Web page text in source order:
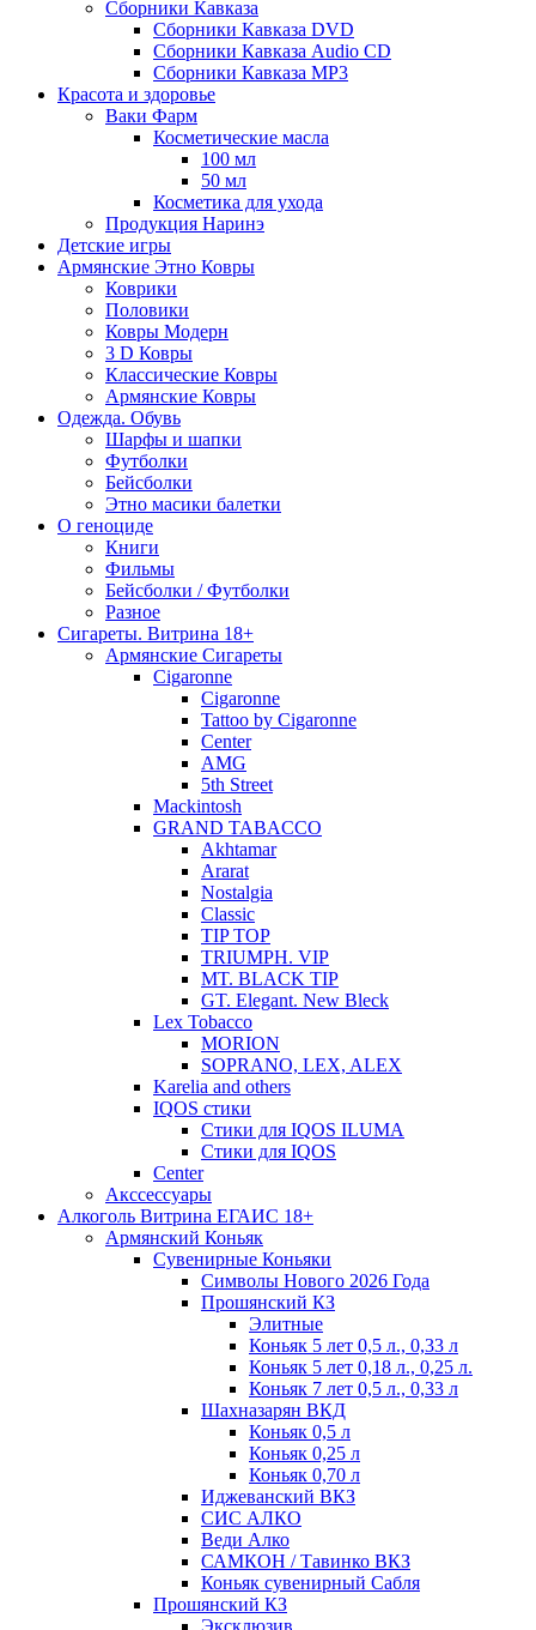
Сборники Кавказа
Сборники Кавказа DVD
Сборники Кавказа Audio CD
Сборники Кавказа MP3
Красота и здоровье
Ваки Фарм
Косметические масла
100 мл
50 мл
Косметика для ухода
Продукция Наринэ
Детские игры
Армянские Этно Ковры
Коврики
Половики
Ковры Модерн
3 D Ковры
Классические Ковры
Армянские Ковры
Одежда. Обувь
Шарфы и шапки
Футболки
Бейсболки
Этно масики балетки
О геноциде
Книги
Фильмы
Бейсболки / Футболки
Разное
Сигареты. Витрина 18+
Армянские Сигареты
Cigaronne
Cigaronne
Tattoo by Cigaronne
Center
AMG
5th Street
Mackintosh
GRAND TABACCO
Akhtamar
Ararat
Nostalgia
Classic
TIP TOP
TRIUMPH. VIP
MT. BLACK TIP
GT. Elegant. New Bleck
Lex Tobacco
MORION
SOPRANO, LEX, ALEX
Karelia and others
IQOS стики
Стики для IQOS ILUMA
Стики для IQOS
Сenter
Акссессуары
Алкоголь Витрина ЕГАИС 18+
Армянский Коньяк
Сувенирные Коньяки
Символы Нового 2026 Года
Прошянский КЗ
Элитные
Коньяк 5 лет 0,5 л., 0,33 л
Коньяк 5 лет 0,18 л., 0,25 л.
Коньяк 7 лет 0,5 л., 0,33 л
Шахназарян ВКД
Коньяк 0,5 л
Коньяк 0,25 л
Коньяк 0,70 л
Иджеванский ВКЗ
СИС АЛКО
Веди Алко
САМКОН / Тавинко ВКЗ
Коньяк сувенирный Сабля
Прошянский КЗ
Эксклюзив